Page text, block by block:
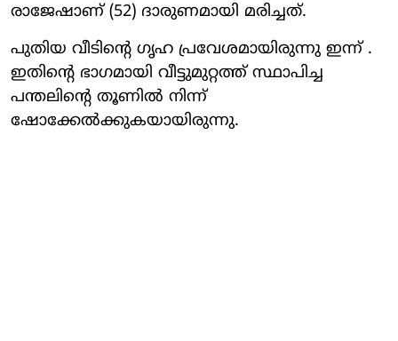
രാജേഷാണ് (52) ദാരുണമായി മരിച്ചത്.
പുതിയ വീടിന്റെ ഗൃഹ പ്രവേശമായിരുന്നു ഇന്ന് .
ഇതിന്റെ ഭാഗമായി വീട്ടുമുറ്റത്ത് സ്ഥാപിച്ച
പന്തലിന്റെ തൂണില്‍ നിന്ന്
ഷോക്കേല്‍ക്കുകയായിരുന്നു.